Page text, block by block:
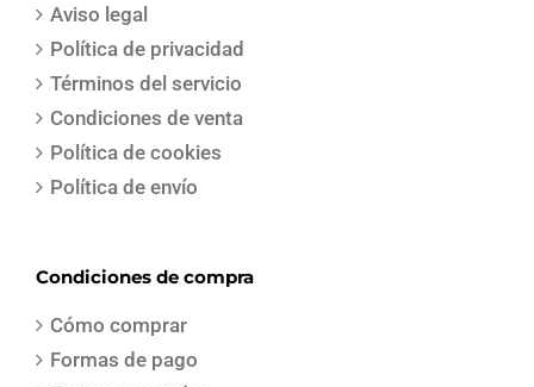
Aviso legal
Política de privacidad
Términos del servicio
Condiciones de venta
Política de cookies
Política de envío
Condiciones de compra
Cómo comprar
Formas de pago